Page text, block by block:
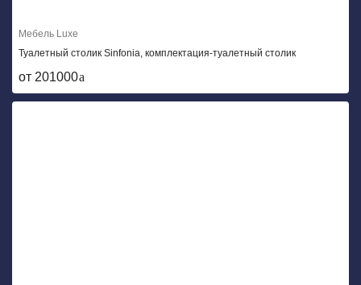
Мебель Luxe
Туалетный столик Sinfonia, комплектация-туалетный столик
от 201000